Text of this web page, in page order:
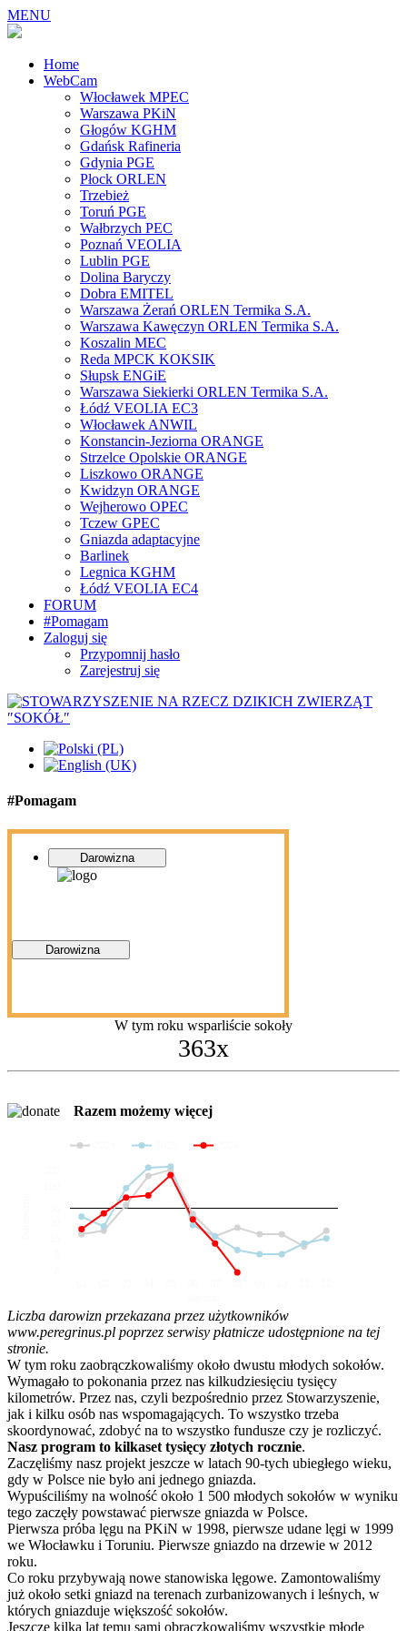
MENU
Home
WebCam
Włocławek MPEC
Warszawa PKiN
Głogów KGHM
Gdańsk Rafineria
Gdynia PGE
Płock ORLEN
Trzebież
Toruń PGE
Wałbrzych PEC
Poznań VEOLIA
Lublin PGE
Dolina Baryczy
Dobra EMITEL
Warszawa Żerań ORLEN Termika S.A.
Warszawa Kawęczyn ORLEN Termika S.A.
Koszalin MEC
Reda MPCK KOKSIK
Słupsk ENGiE
Warszawa Siekierki ORLEN Termika S.A.
Łódź VEOLIA EC3
Włocławek ANWIL
Konstancin-Jeziorna ORANGE
Strzelce Opolskie ORANGE
Liszkowo ORANGE
Kwidzyn ORANGE
Wejherowo OPEC
Tczew GPEC
Gniazda adaptacyjne
Barlinek
Legnica KGHM
Łódź VEOLIA EC4
FORUM
#Pomagam
Zaloguj się
Przypomnij hasło
Zarejestruj się
#Pomagam
Darowizna
Darowizna
W tym roku wsparliście sokoły
363x
Razem możemy więcej
Liczba darowizn przekazana przez użytkowników
www.peregrinus.pl poprzez serwisy płatnicze udostępnione na tej
stronie.
W tym roku zaobrączkowaliśmy około dwustu młodych sokołów.
Wymagało to pokonania przez nas kilkudziesięciu tysięcy
kilometrów. Przez nas, czyli bezpośrednio przez Stowarzyszenie,
jak i kilku osób nas wspomagających. To wszystko trzeba
skoordynować, zdobyć na to wszystko fundusze czy je rozliczyć.
Nasz program to kilkaset tysięcy złotych rocznie.
Zaczęliśmy nasz projekt jeszcze w latach 90-tych ubiegłego wieku,
gdy w Polsce nie było ani jednego gniazda.
Wypuściliśmy na wolność około 1 500 młodych sokołów w wyniku
tego zaczęły powstawać pierwsze gniazda w Polsce.
Pierwsza próba lęgu na PKiN w 1998, pierwsze udane lęgi w 1999
we Włocławku i Toruniu. Pierwsze gniazdo na drzewie w 2012
roku.
Co roku przybywają nowe stanowiska lęgowe. Zamontowaliśmy
już około setki gniazd na terenach zurbanizowanych i leśnych, w
których gniazduje większość sokołów.
Jeszcze kilka lat temu sami obrączkowaliśmy wszystkie młode